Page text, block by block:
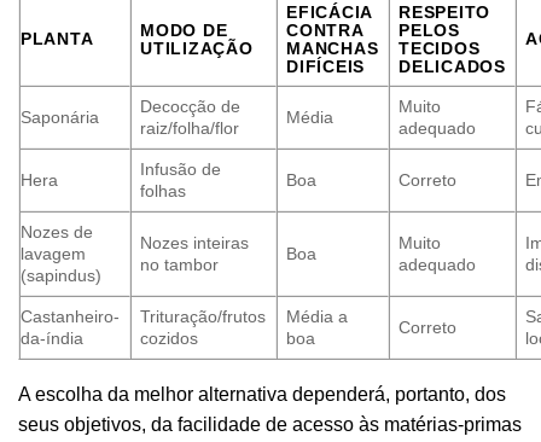
PLANTA
MODO DE
UTILIZAÇÃO
EFICÁCIA
CONTRA
MANCHAS
DIFÍCEIS
RESPEITO
PELOS
TECIDOS
DELICADOS
Saponária
Decocção de
raiz/folha/flor
Média
Muito
adequado
Hera
Infusão de
folhas
Boa Correto
Nozes de
lavagem
(sapindus)
Nozes inteiras
no tambor
Boa
Muito
adequado
Castanheiro-
da-índia
Trituração/frutos
cozidos
Média a
boa
Correto
A escolha da melhor alternativa dependerá, portanto, dos
seus objetivos, da facilidade de acesso às matérias-primas